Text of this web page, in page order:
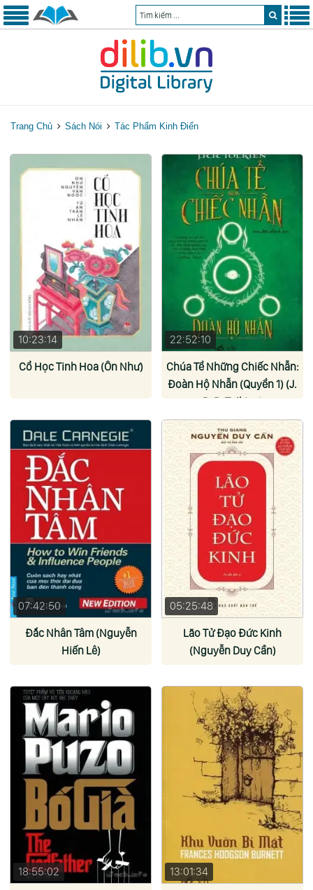
Trang Chủ Sách Nói Tác Phẩm Kinh Điển
10:23:14
Cổ Học Tinh Hoa (Ôn Như)
22:52:10
Chúa Tể Những Chiếc Nhẫn:
Đoàn Hộ Nhẫn (Quyển 1) (J.
R. R. Tolkien)
07:42:50
Đắc Nhân Tâm (Nguyễn
Hiến Lê)
05:25:48
Lão Tử Đạo Đức Kinh
(Nguyễn Duy Cần)
18:55:02 13:01:34